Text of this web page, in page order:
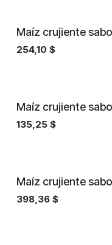
Maíz crujiente
254,10 $
Maíz crujiente
135,25 $
Maíz crujiente
398,36 $